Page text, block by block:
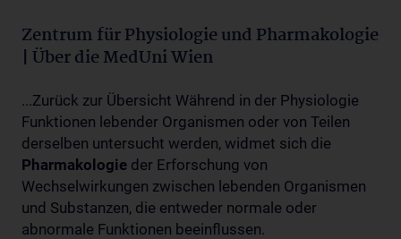
Zentrum für Physiologie und Pharmakologie
| Über die MedUni Wien
...Zurück zur Übersicht Während in der Physiologie
Funktionen lebender Organismen oder von Teilen
derselben untersucht werden, widmet sich die
Pharmakologie der Erforschung von
Wechselwirkungen zwischen lebenden Organismen
und Substanzen, die entweder normale oder
abnormale Funktionen beeinflussen.